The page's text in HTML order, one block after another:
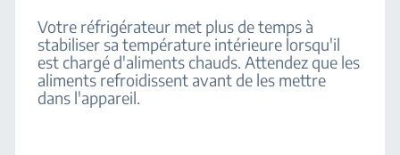
Votre réfrigérateur met plus de temps à
stabiliser sa température intérieure lorsqu'il
est chargé d'aliments chauds. Attendez que les
aliments refroidissent avant de les mettre
dans l'appareil.